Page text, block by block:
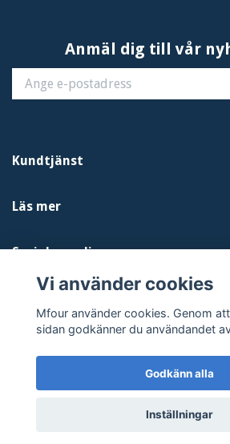
Anmäl dig till vår
Kundtjänst
Läs mer
Sociala medier
© 2026 Mfour.se
Vi använder cookies
Mfour använder cookies. Genom
sidan godkänner du användandet
Godkänn alla
Inställningar